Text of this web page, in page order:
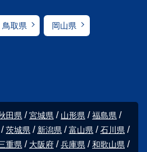
鳥取県 岡山県
田県 宮城県 山形県
福島県
茨城県 新潟県 富山県
石川県
重県 大阪府 兵庫県
和歌山県